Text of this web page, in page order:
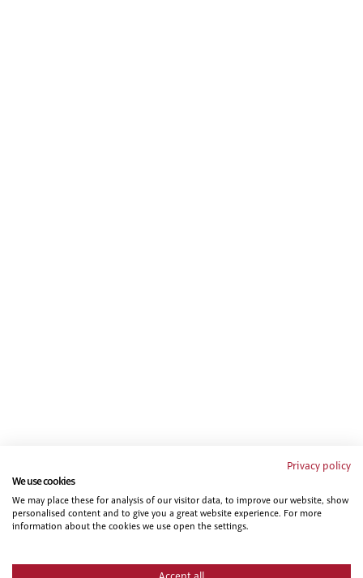
Privacy policy
We use cookies
We may place these for analysis of our visitor data, to improve our website, show
personalised content and to give you a great website experience. For more
information about the cookies we use open the settings.